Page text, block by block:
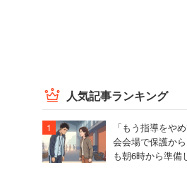
人気記事ランキング
「もう指導をや
会会場で保護か
も朝6時から準備